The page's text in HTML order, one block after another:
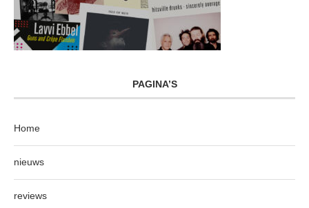
PAGINA’S
Home
nieuws
reviews